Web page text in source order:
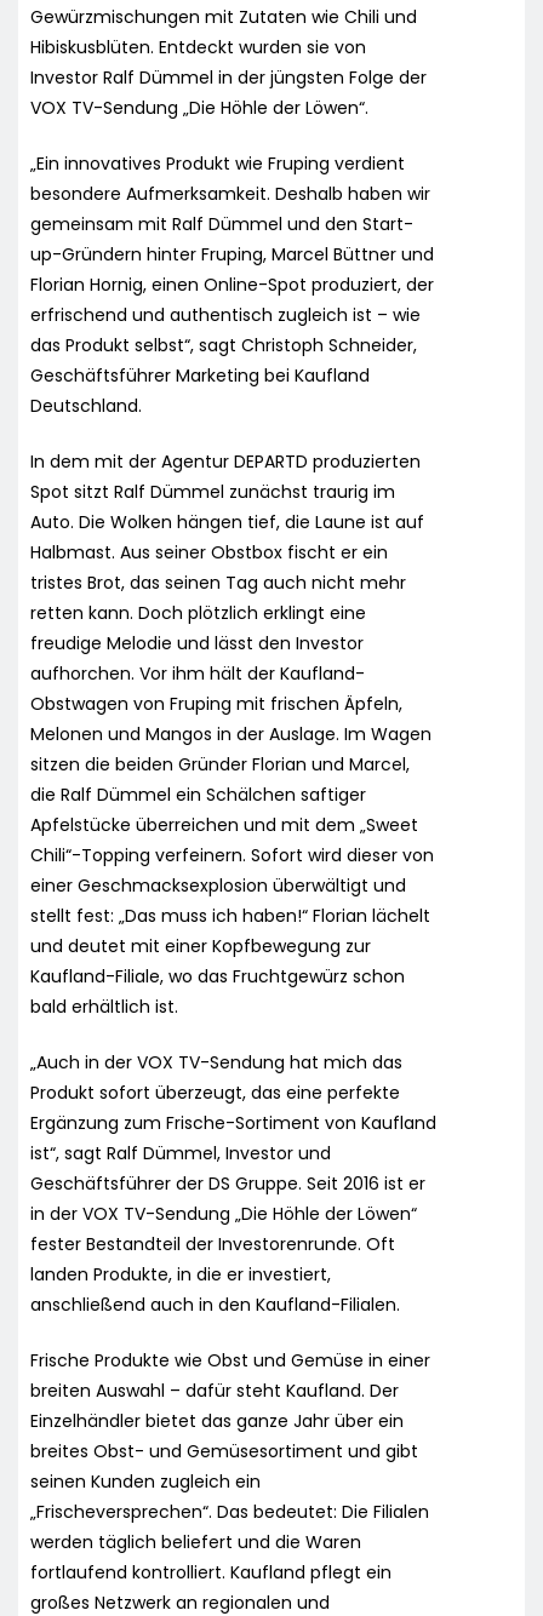
Gewürzmischungen mit Zutaten wie Chili und
Hibiskusblüten. Entdeckt wurden sie von
Investor Ralf Dümmel in der jüngsten Folge der
VOX TV-Sendung „Die Höhle der Löwen“.
„Ein innovatives Produkt wie Fruping verdient
besondere Aufmerksamkeit. Deshalb haben wir
gemeinsam mit Ralf Dümmel und den Start-
up-Gründern hinter Fruping, Marcel Büttner und
Florian Hornig, einen Online-Spot produziert, der
erfrischend und authentisch zugleich ist – wie
das Produkt selbst“, sagt Christoph Schneider,
Geschäftsführer Marketing bei Kaufland
Deutschland.
In dem mit der Agentur DEPARTD produzierten
Spot sitzt Ralf Dümmel zunächst traurig im
Auto. Die Wolken hängen tief, die Laune ist auf
Halbmast. Aus seiner Obstbox fischt er ein
tristes Brot, das seinen Tag auch nicht mehr
retten kann. Doch plötzlich erklingt eine
freudige Melodie und lässt den Investor
aufhorchen. Vor ihm hält der Kaufland-
Obstwagen von Fruping mit frischen Äpfeln,
Melonen und Mangos in der Auslage. Im Wagen
sitzen die beiden Gründer Florian und Marcel,
die Ralf Dümmel ein Schälchen saftiger
Apfelstücke überreichen und mit dem „Sweet
Chili“-Topping verfeinern. Sofort wird dieser von
einer Geschmacksexplosion überwältigt und
stellt fest: „Das muss ich haben!“ Florian lächelt
und deutet mit einer Kopfbewegung zur
Kaufland-Filiale, wo das Fruchtgewürz schon
bald erhältlich ist.
„Auch in der VOX TV-Sendung hat mich das
Produkt sofort überzeugt, das eine perfekte
Ergänzung zum Frische-Sortiment von Kaufland
ist“, sagt Ralf Dümmel, Investor und
Geschäftsführer der DS Gruppe. Seit 2016 ist er
in der VOX TV-Sendung „Die Höhle der Löwen“
fester Bestandteil der Investorenrunde. Oft
landen Produkte, in die er investiert,
anschließend auch in den Kaufland-Filialen.
Frische Produkte wie Obst und Gemüse in einer
breiten Auswahl – dafür steht Kaufland. Der
Einzelhändler bietet das ganze Jahr über ein
breites Obst- und Gemüsesortiment und gibt
seinen Kunden zugleich ein
„Frischeversprechen“. Das bedeutet: Die Filialen
werden täglich beliefert und die Waren
fortlaufend kontrolliert. Kaufland pflegt ein
großes Netzwerk an regionalen und